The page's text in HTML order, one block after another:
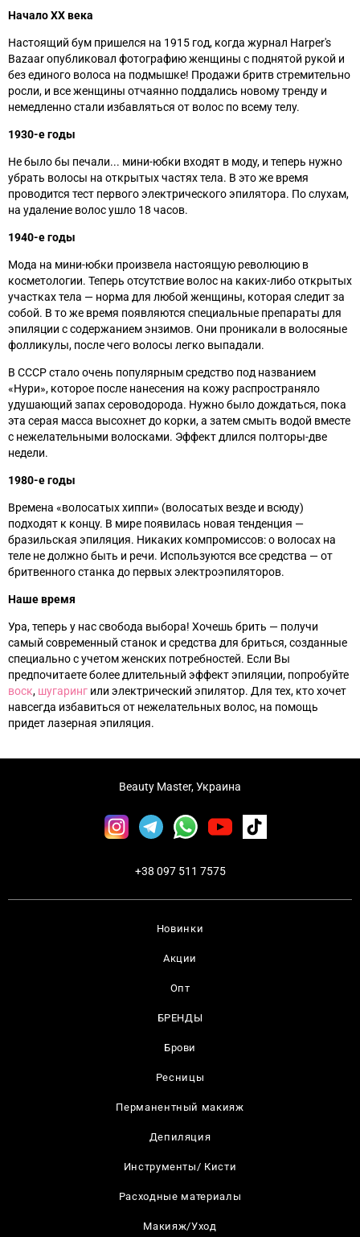
Начало XX века
Настоящий бум пришелся на 1915 год, когда журнал Harper's
Bazaar опубликовал фотографию женщины с поднятой рукой и
без единого волоса на подмышке! Продажи бритв стремительно
росли, и все женщины отчаянно поддались новому тренду и
немедленно стали избавляться от волос по всему телу.
1930-е годы
Не было бы печали... мини-юбки входят в моду, и теперь нужно
убрать волосы на открытых частях тела. В это же время
проводится тест первого электрического эпилятора. По слухам,
на удаление волос ушло 18 часов.
1940-е годы
Мода на мини-юбки произвела настоящую революцию в
косметологии. Теперь отсутствие волос на каких-либо открытых
участках тела — норма для любой женщины, которая следит за
собой. В то же время появляются специальные препараты для
эпиляции с содержанием энзимов. Они проникали в волосяные
фолликулы, после чего волосы легко выпадали.
В СССР стало очень популярным средство под названием
«Нури»‎, которое после нанесения на кожу распространяло
удушающий запах сероводорода. Нужно было дождаться, пока
эта серая масса высохнет до корки, а затем смыть водой вместе
с нежелательными волосками. Эффект длился полторы-две
недели.
1980-е годы
Времена «волосатых хиппи»‎ (волосатых везде и всюду)
подходят к концу. В мире появилась новая тенденция —
бразильская эпиляция. Никаких компромиссов: о волосах на
теле не должно быть и речи. Используются все средства — от
бритвенного станка до первых электроэпиляторов.
Наше время
Ура, теперь у нас свобода выбора! Хочешь брить — получи
самый современный станок и средства для бриться, созданные
специально с учетом женских потребностей. Если Вы
предпочитаете более длительный эффект эпиляции, попробуйте
воск, шугаринг или электрический эпилятор. Для тех, кто хочет
навсегда избавиться от нежелательных волос, на помощь
придет лазерная эпиляция.
Новинки
Акции
Опт
БРЕНДЫ
Брови
Ресницы
Перманентный макияж
Депиляция
Инструменты/ Кисти
Расходные материалы
Макияж/Уход
Beauty Master, Украина
+38 097 511 7575